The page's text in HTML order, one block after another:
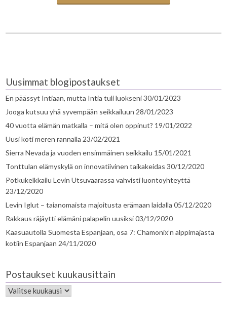
Uusimmat blogipostaukset
En päässyt Intiaan, mutta Intia tuli luokseni30/01/2023
Jooga kutsuu yhä syvempään seikkailuun 28/01/2023
40 vuotta elämän matkalla – mitä olen oppinut? 19/01/2022
Uusi koti meren rannalla 23/02/2021
Sierra Nevada ja vuoden ensimmäinen seikkailu 15/01/2021
Tonttulan elämyskylä on innovatiivinen taikakeidas 30/12/2020
Potkukelkkailu Levin Utsuvaarassa vahvisti luontoyhteyttä
23/12/2020
Levin Iglut – taianomaista majoitusta erämaan laidalla 05/12/2020
Rakkaus räjäytti elämäni palapelin uusiksi03/12/2020
Kaasuautolla Suomesta Espanjaan, osa 7: Chamonix’n alppimajasta
kotiin Espanjaan 24/11/2020
Postaukset kuukausittain